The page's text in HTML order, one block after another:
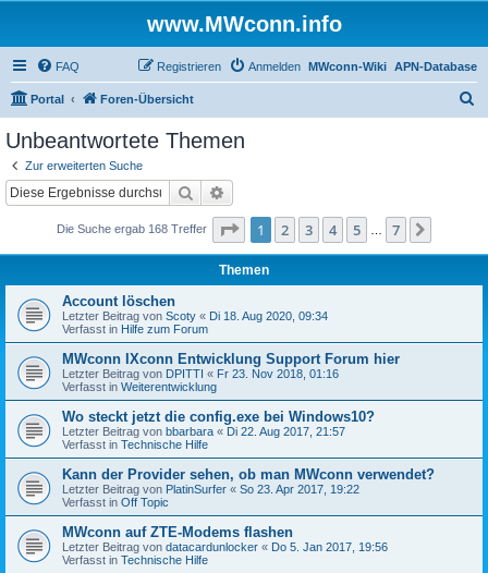
www.MWconn.info
FAQ APN-Database
MWconn-Wiki
Anmelden
Registrieren
Portal Foren-Übersicht
Unbeantwortete Themen
Zur erweiterten Suche
Suche
Die Suche ergab 168 Treffer Seite 1von
1 2 3 4 5 7
Themen
Account löschen
Letzter Beitrag von Scoty « Di 18. Aug 2020, 09:34
Verfasst in Hilfe zum Forum
MWconn IXconn Entwicklung Support Forum hier
Letzter Beitrag von DPITTI « Fr 23. Nov 2018, 01:16
Verfasst in Weiterentwicklung
Wo steckt jetzt die config.exe bei Windows10?
Letzter Beitrag von bbarbara « Di 22. Aug 2017, 21:57
Verfasst in Technische Hilfe
Kann der Provider sehen, ob man MWconn verwendet?
Letzter Beitrag von PlatinSurfer « So 23. Apr 2017, 19:22
Verfasst in Off Topic
MWconn auf ZTE-Modems flashen
Letzter Beitrag von datacardunlocker « Do 5. Jan 2017, 19:56
Verfasst in Technische Hilfe